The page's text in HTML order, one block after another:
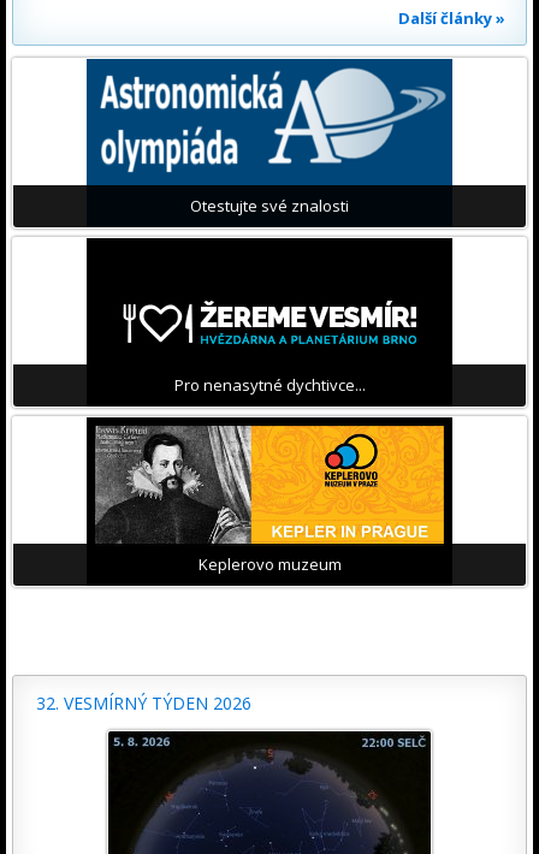
Další články »
Otestujte své znalosti
Pro nenasytné dychtivce...
Keplerovo muzeum
32. VESMÍRNÝ TÝDEN 2026